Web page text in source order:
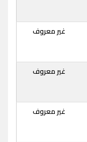
غير معروف
غير معروف
غير معروف